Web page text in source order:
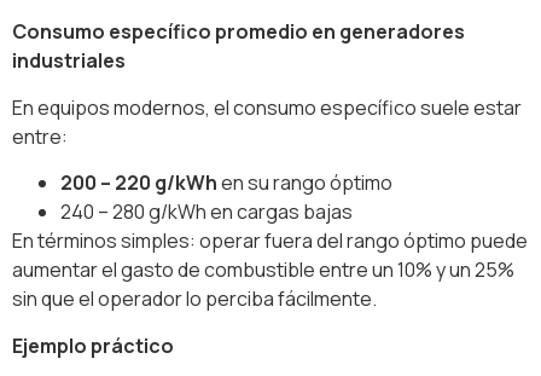
Consumo específico promedio en generadores
industriales
En equipos modernos, el consumo específico suele estar
entre:
200 – 220 g/kWhen su rango óptimo
240 – 280 g/kWh en cargas bajas
En términos simples: operar fuera del rango óptimo puede
aumentar el gasto de combustible entre un 10% y un 25%
sin que el operador lo perciba fácilmente.
Ejemplo práctico